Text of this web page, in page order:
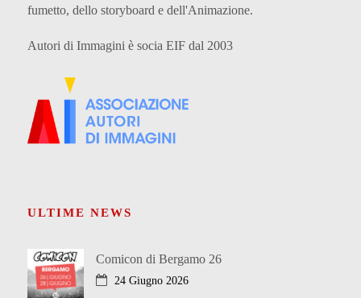
fumetto, dello storyboard e dell'Animazione.
Autori di Immagini è socia EIF dal 2003
ULTIME NEWS
Comicon di Bergamo 26
24 Giugno 2026